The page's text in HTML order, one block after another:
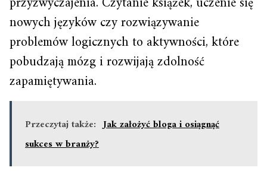
nowych języków czy rozwiązywanie
problemów logicznych to aktywności, które
pobudzają mózg i rozwijają zdolność
zapamiętywania.
Przeczytaj także: Jak założyć bloga i osiągnąć
sukces w branży?